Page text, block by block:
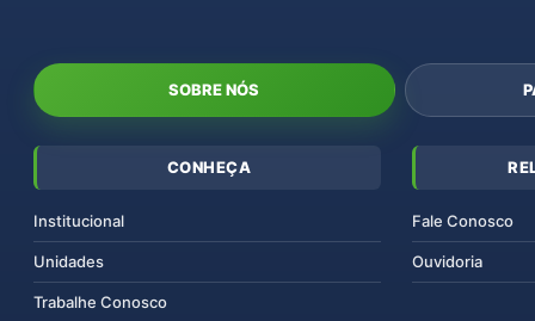
SOBRE NÓS
CONHEÇA
Institucional
Unidades
Trabalhe Conosco
Fale Conosco
Ouvidoria